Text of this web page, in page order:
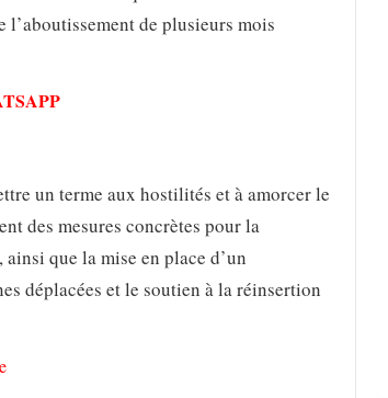
de plusieurs mois
un terme aux hostilités et à amorcer le
des mesures concrètes pour la
que la mise en place d’un
déplacées et le soutien à la réinsertion